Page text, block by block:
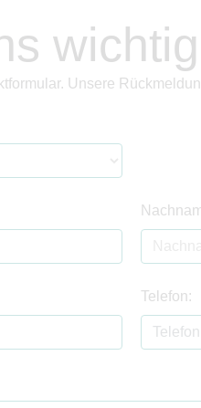
Unsere
Telefon: